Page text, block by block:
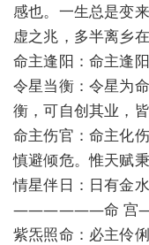
感也。一生总是变
虚之兆，多半离乡
命主逢阳：命主逢阳
令星当衡：令星为
衡，可自创其业，皆
命主伤官：命主化
慎避倾危。惟天赋
情星伴日：日有金
——————命
紫炁照命：必主伶